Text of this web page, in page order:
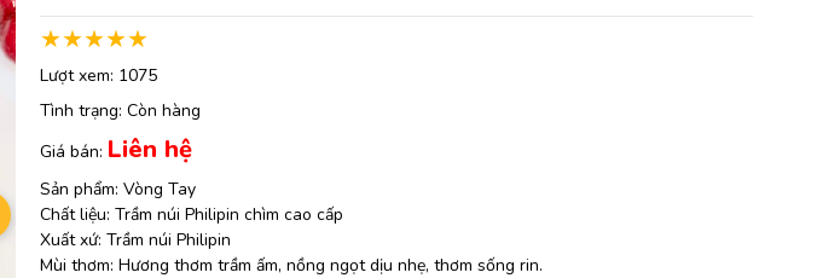
Lượt xem: 1075
Tình trạng: Còn hàng
Giá bán: Liên hệ
Sản phẩm: Vòng Tay
Chất liệu: Trầm núi Philipin chìm cao cấp
Xuất xứ: Trầm núi Philipin
Mùi thơm: Hương thơm trầm ấm, nồng ngọt dịu nhẹ, thơm sống rin.